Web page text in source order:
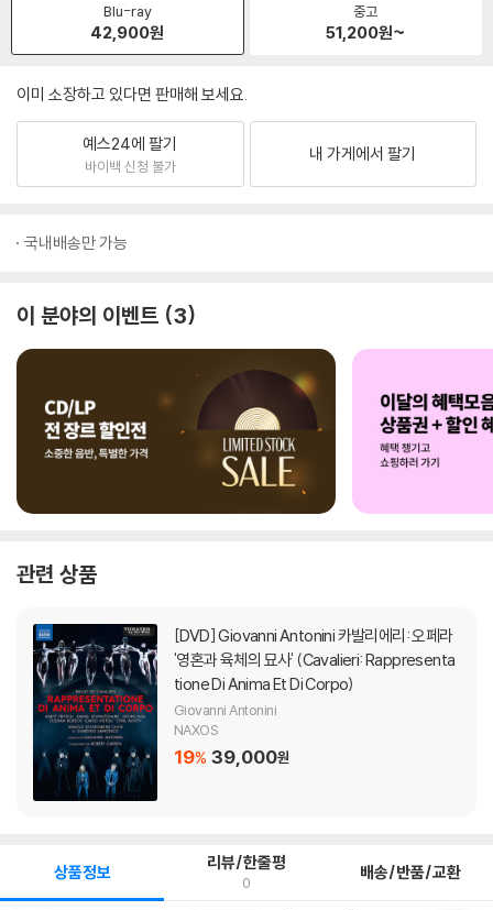
Blu-ray
42,900원
중고
51,200원~
이미 소장하고 있다면 판매해 보세요.
예스24에 팔기
바이백 신청 불가
내 가게에서 팔기
국내배송만 가능
이 분야의 이벤트 3
관련 상품
[DVD]Giovanni Antonini 카발리에리: 오페라
'영혼과 육체의 묘사' (Cavalieri: Rappresenta
tione Di Anima Et Di Corpo)
Giovanni Antonini
NAXOS
19% 39,000원
상품정보 리뷰/한줄평
0 배송/반품/교환